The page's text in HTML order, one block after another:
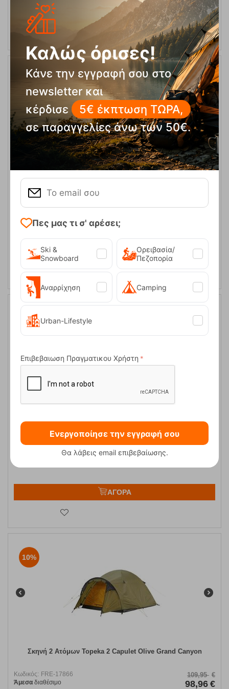
ΑΓΟΡΑ
10%
Κωδικός:
FRE-13941
Άμεσα
431,10
ΑΓΟΡΑ
15%
FRE-15189
Άμεσαδιαθέσιμο 84,95
ΑΓΟΡΑ
10%
Σκηνή 2 Ατόμων Topeka 2 Capulet Olive Grand Canyon
Κωδικός: FRE-17866
Άμεσα διαθέσιμο
109,95 €
98,96 €
Καλώς όρισες!
Κάνε την εγγραφή σου στο
newsletter και
κέρδισε
5€ έκπτωση ΤΩΡΑ,
σε παραγγελίες άνω των 50€.
Πες μας τι σ' αρέσει;
Ski &
Snowboard
Ορειβασία/
Πεζοπορία
Αναρρίχηση Camping
Urban-Lifestyle
Επιβεβαιωση Πραγματικου Χρήστη
Ενεργοποίησε την εγγραφή σου
Θα λάβεις email επιβεβαίωσης.